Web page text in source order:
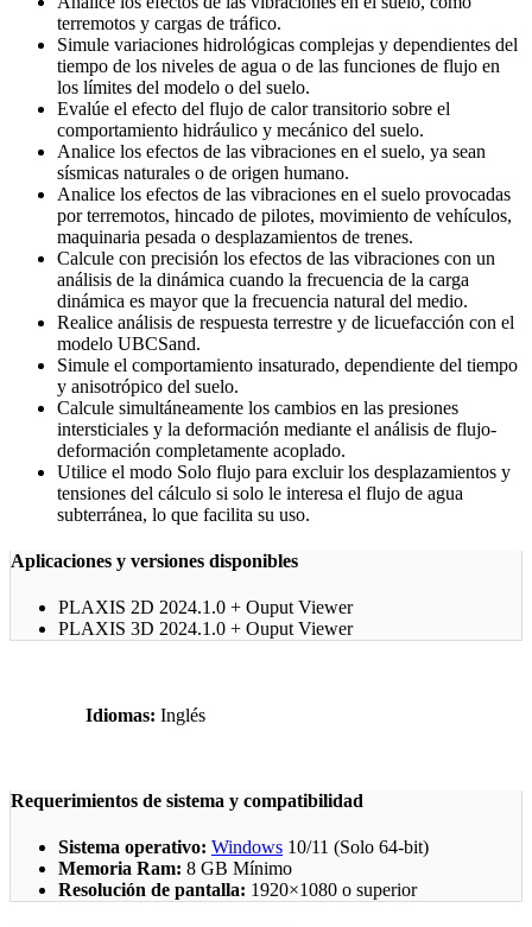
terremotos y cargas de tráfico.
Simule variaciones hidrológicas complejas y dependientes del
tiempo de los niveles de agua o de las funciones de flujo en
los límites del modelo o del suelo.
Evalúe el efecto del flujo de calor transitorio sobre el
comportamiento hidráulico y mecánico del suelo.
Analice los efectos de las vibraciones en el suelo, ya sean
sísmicas naturales o de origen humano.
Analice los efectos de las vibraciones en el suelo provocadas
por terremotos, hincado de pilotes, movimiento de vehículos,
maquinaria pesada o desplazamientos de trenes.
Calcule con precisión los efectos de las vibraciones con un
análisis de la dinámica cuando la frecuencia de la carga
dinámica es mayor que la frecuencia natural del medio.
Realice análisis de respuesta terrestre y de licuefacción con el
modelo UBCSand.
Simule el comportamiento insaturado, dependiente del tiempo
y anisotrópico del suelo.
Calcule simultáneamente los cambios en las presiones
intersticiales y la deformación mediante el análisis de flujo-
deformación completamente acoplado.
Utilice el modo Solo flujo para excluir los desplazamientos y
tensiones del cálculo si solo le interesa el flujo de agua
subterránea, lo que facilita su uso.
Aplicaciones y versiones disponibles
PLAXIS 2D 2024.1.0 + Ouput Viewer
PLAXIS 3D 2024.1.0 + Ouput Viewer
Idiomas: Inglés
Requerimientos de sistema y compatibilidad
Sistema operativo: Windows 10/11 (Solo 64-bit)
Memoria Ram: 8 GB Mínimo
Resolución de pantalla: 1920×1080 o superior